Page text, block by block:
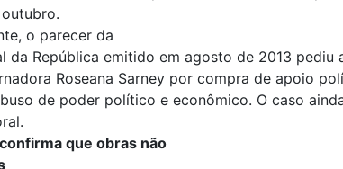
o parecer da
da República emitido em agosto de 2013 pediu
Roseana Sarney por compra de apoio
de poder político e econômico. O caso
que obras não